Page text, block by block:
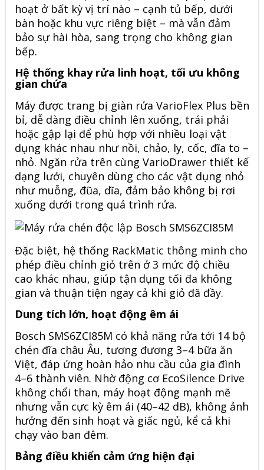
hoạt ở bất kỳ vị trí nào – cạnh tủ bếp, dưới
bàn hoặc khu vực riêng biệt – mà vẫn đảm
bảo sự hài hòa, sang trọng cho không gian
bếp.
Hệ thống khay rửa linh hoạt, tối ưu không
gian chứa
Máy được trang bị giàn rửa VarioFlex Plus bền
bỉ, dễ dàng điều chỉnh lên xuống, trái phải
hoặc gập lại để phù hợp với nhiều loại vật
dụng khác nhau như nồi, chảo, ly, cốc, đĩa to –
nhỏ. Ngăn rửa trên cùng VarioDrawer thiết kế
dạng lưới, chuyên dùng cho các vật dụng nhỏ
như muỗng, đũa, dĩa, đảm bảo không bị rơi
xuống dưới trong quá trình rửa.
Đặc biệt, hệ thống RackMatic thông minh cho
phép điều chỉnh giỏ trên ở 3 mức độ chiều
cao khác nhau, giúp tận dụng tối đa không
gian và thuận tiện ngay cả khi giỏ đã đầy.
Dung tích lớn, hoạt động êm ái
Bosch SMS6ZCI85M có khả năng rửa tới 14 bộ
chén đĩa châu Âu, tương đương 3–4 bữa ăn
Việt, đáp ứng hoàn hảo nhu cầu của gia đình
4–6 thành viên. Nhờ động cơ EcoSilence Drive
không chổi than, máy hoạt động mạnh mẽ
nhưng vẫn cực kỳ êm ái (40–42 dB), không ảnh
hưởng đến sinh hoạt và giấc ngủ, kể cả khi
chạy vào ban đêm.
Bảng điều khiển cảm ứng hiện đại